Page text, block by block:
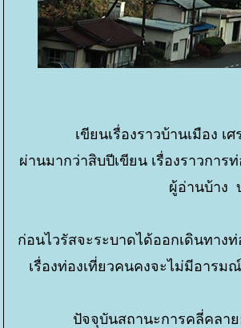
เขียนเรื่องราวบ้านเมือง
ผ่านมากว่าสิบปีเขียน เรื่องราวการ
ผู้อ่านบ้าง
ก่อนไวรัสจะระบาดได้ออกเดินทาง
เรื่องท่องเที่ยวคนคงจะไม่มีอารม
ปัจจุบันสถานะการคลี่คลา